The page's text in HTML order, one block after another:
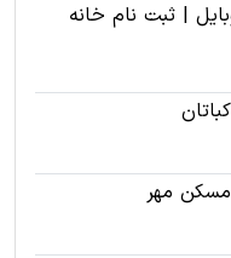
| ثبت نام خانه
مسکن مهر